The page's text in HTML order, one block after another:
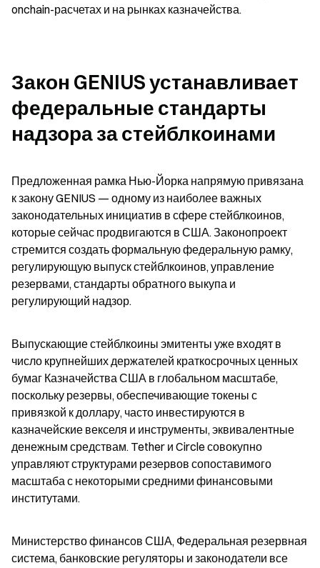
onchain-расчетах и на рынках казначейства.
Закон GENIUS устанавливает
федеральные стандарты
надзора за стейблкоинами
Предложенная рамка Нью-Йорка напрямую привязана
к закону GENIUS — одному из наиболее важных
законодательных инициатив в сфере стейблкоинов,
которые сейчас продвигаются в США. Законопроект
стремится создать формальную федеральную рамку,
регулирующую выпуск стейблкоинов, управление
резервами, стандарты обратного выкупа и
регулирующий надзор.
Выпускающие стейблкоины эмитенты уже входят в
число крупнейших держателей краткосрочных ценных
бумаг Казначейства США в глобальном масштабе,
поскольку резервы, обеспечивающие токены с
привязкой к доллару, часто инвестируются в
казначейские векселя и инструменты, эквивалентные
денежным средствам. Tether и Circle совокупно
управляют структурами резервов сопоставимого
масштаба с некоторыми средними финансовыми
институтами.
Министерство финансов США, Федеральная резервная
система, банковские регуляторы и законодатели все